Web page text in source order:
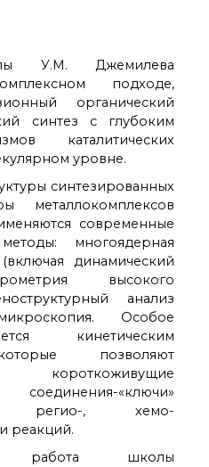
У.М. Джемилева
подходе,
органический
синтез с глубоким
каталитических
уровне.
синтезированных
металлокомплексов
современные
многоядерная
динамический
высокого
анализ
Особое
кинетическим
позволяют
«ключи»
регио-, хемо-
реакций.
работа школы